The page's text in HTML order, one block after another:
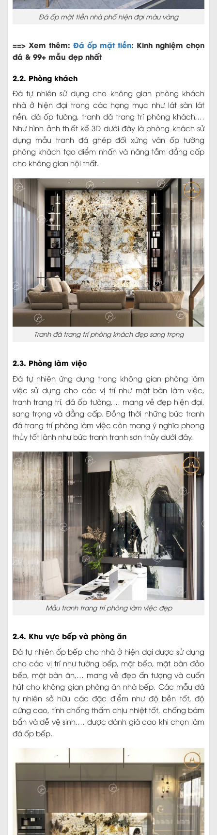
Đá ốp mặt tiền nhà phố hiện đại màu vàng
==> Xem thêm: Đá ốp mặt tiền: Kinh nghiệm chọn
đá & 99+ mẫu đẹp nhất
2.2. Phòng khách
Đá tự nhiên sử dụng cho không gian phòng khách
nhà ở hiện đại trong các hạng mục như lát sàn lát
nền, đá ốp tường, tranh đá trang trí phòng khách,…
Như hình ảnh thiết kế 3D dưới đây là phòng khách sử
dụng mẫu tranh đá ghép đối xứng vân ốp tường
phòng khách tạo điểm nhấn và nâng tầm đẳng cấp
cho không gian nội thất.
Tranh đá trang trí phòng khách đẹp sang trọng
2.3. Phòng làm việc
Đá tự nhiên ứng dụng trong không gian phòng làm
việc sử dụng cho các vị trí như mặt bàn làm việc,
tranh trang trí, đá ốp tường,… mang vẻ đẹp hiện đại,
sang trọng và đẳng cấp. Đồng thời những bức tranh
đá trang trí phòng làm việc còn mang ý nghĩa phong
thủy tốt lành như bức tranh tranh sơn thủy dưới đây.
Mẫu tranh trang trí phòng làm việc đẹp
2.4. Khu vực bếp và phòng ăn
Đá tự nhiên ốp bếp cho nhà ở hiện đại được sử dụng
cho các vị trí như tường bếp, mặt bếp, mặt bàn đảo
bếp, mặt bàn ăn,… mang vẻ đẹp ấn tượng và cuốn
hút cho không gian phòng ăn nhà bếp. Các mẫu đá
tự nhiên sở hữu các đặc điểm như độ bền tốt, độ
cứng cao, tính chống thấm chịu nhiệt tốt, chống bám
bẩn và dễ vệ sinh,… được đánh giá cao khi chọn làm
đá ốp bếp.